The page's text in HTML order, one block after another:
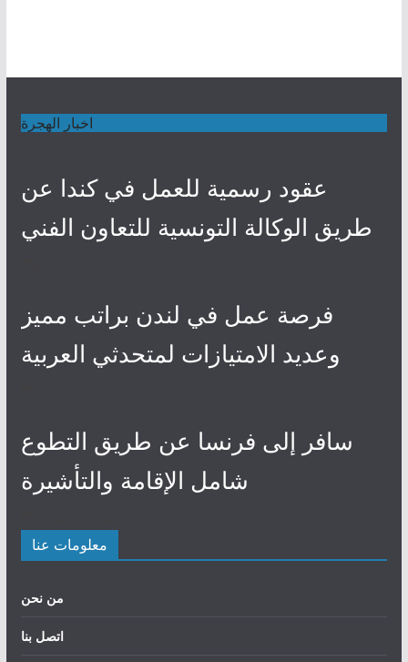
اخبار الهجرة
عقود رسمية للعمل في كندا عن
طريق الوكالة التونسية للتعاون الفني
فرصة عمل في لندن براتب مميز
وعديد الامتيازات لمتحدثي العربية
سافر إلى فرنسا عن طريق التطوع
شامل الإقامة والتأشيرة
معلومات عنا
من نحن
اتصل بنا